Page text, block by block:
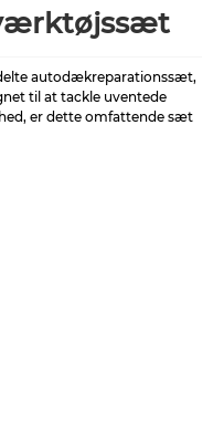
autodækreparationssæt,
til at tackle uventede
er dette omfattende sæt